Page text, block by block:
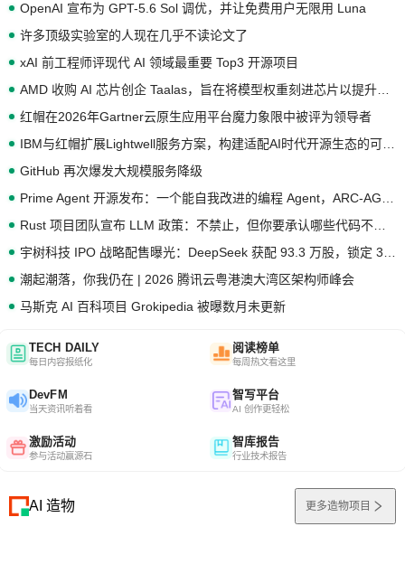
OpenAI 宣布为 GPT-5.6 Sol 调优，并让免费用户无限用 Luna
许多顶级实验室的人现在几乎不读论文了
xAI 前工程师评现代 AI 领域最重要 Top3 开源项目
红帽在2026年Gartner云原生应用平台魔力象限中被评为领导者
GitHub 再次爆发大规模服务降级
潮起潮落，你我仍在 | 2026 腾讯云粤港澳大湾区架构师峰会
马斯克 AI 百科项目 Grokipedia 被曝数月未更新
TECH DAILY
每日内容报纸化
阅读榜单
每周热文看这里
DevFM
当天资讯听着看
智写平台
AI 创作更轻松
激励活动
参与活动赢源石
智库报告
行业技术报告
AI 造物 更多造物项目